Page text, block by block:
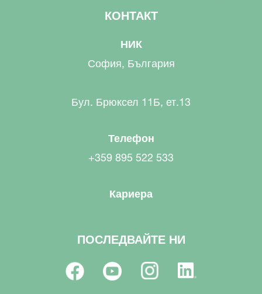
КОНТАКТ
НИК
София, България
Бул. Брюксел 11Б, ет.13
Телефон
+359 895 522 533
Кариера
ПОСЛЕДВАЙТЕ НИ